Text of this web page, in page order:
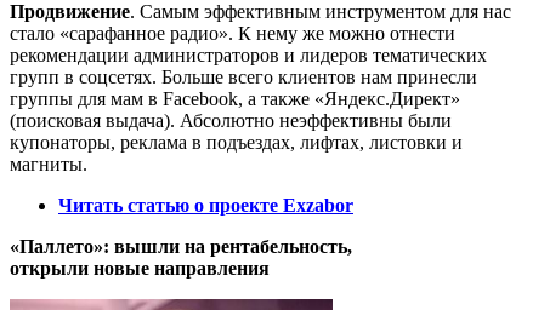
Продвижение. Самым эффективным инструментом для нас
стало «сарафанное радио». К нему же можно отнести
рекомендации администраторов и лидеров тематических
групп в соцсетях. Больше всего клиентов нам принесли
группы для мам в Facebook, а также «Яндекс.Директ»
(поисковая выдача). Абсолютно неэффективны были
купонаторы, реклама в подъездах, лифтах, листовки и
магниты.
Читать статью о проекте Exzabor
«Паллето»: вышли на рентабельность,
открыли новые направления